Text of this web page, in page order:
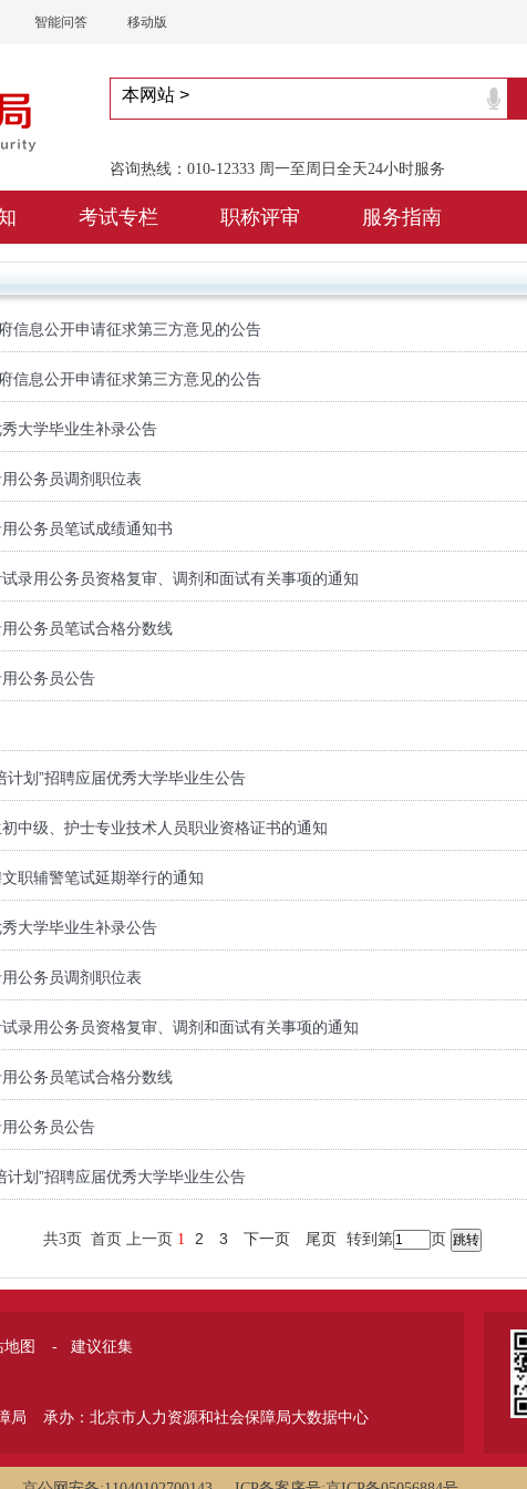
智能问答 移动版
咨询热线：010-12333 周一至周日全天24小时服务
考试专栏 职称评审 服务指南
信息公开申请征求第三方意见的公告
信息公开申请征求第三方意见的公告
大学毕业生补录公告
公务员调剂职位表
公务员笔试成绩通知书
录用公务员资格复审、调剂和面试有关事项的通知
公务员笔试合格分数线
公务员公告
划”招聘应届优秀大学毕业生公告
中级、护士专业技术人员职业资格证书的通知
职辅警笔试延期举行的通知
大学毕业生补录公告
公务员调剂职位表
录用公务员资格复审、调剂和面试有关事项的通知
公务员笔试合格分数线
公务员公告
划”招聘应届优秀大学毕业生公告
共3页 首页 上一页 1 2 3 下一页 尾页 转到第 页
地图 - 建议征集
局 承办：北京市人力资源和社会保障局大数据中心